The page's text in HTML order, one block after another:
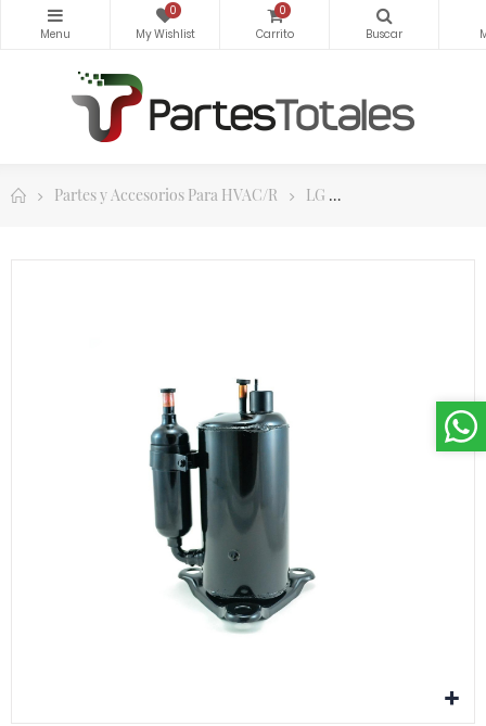
0 0
Partes y Accesorios Para HVAC/R LG